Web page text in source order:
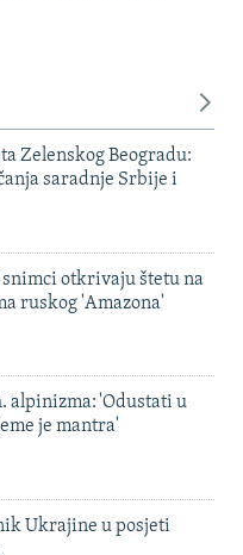
Zelenskog Beogradu:
saradnje Srbije i
otkrivaju štetu na
ruskog 'Amazona'
alpinizma: 'Odustati u
je mantra'
Ukrajine u posjeti